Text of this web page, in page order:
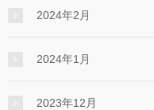
2024年2月
2024年1月
2023年12月